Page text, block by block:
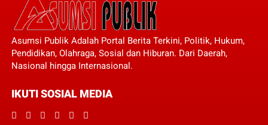
Asumsi Publik Adalah Portal Berita Terkini, Politik, Hukum,
Pendidikan, Olahraga, Sosial dan Hiburan. Dari Daerah,
Nasional hingga Internasional.
IKUTI SOSIAL MEDIA